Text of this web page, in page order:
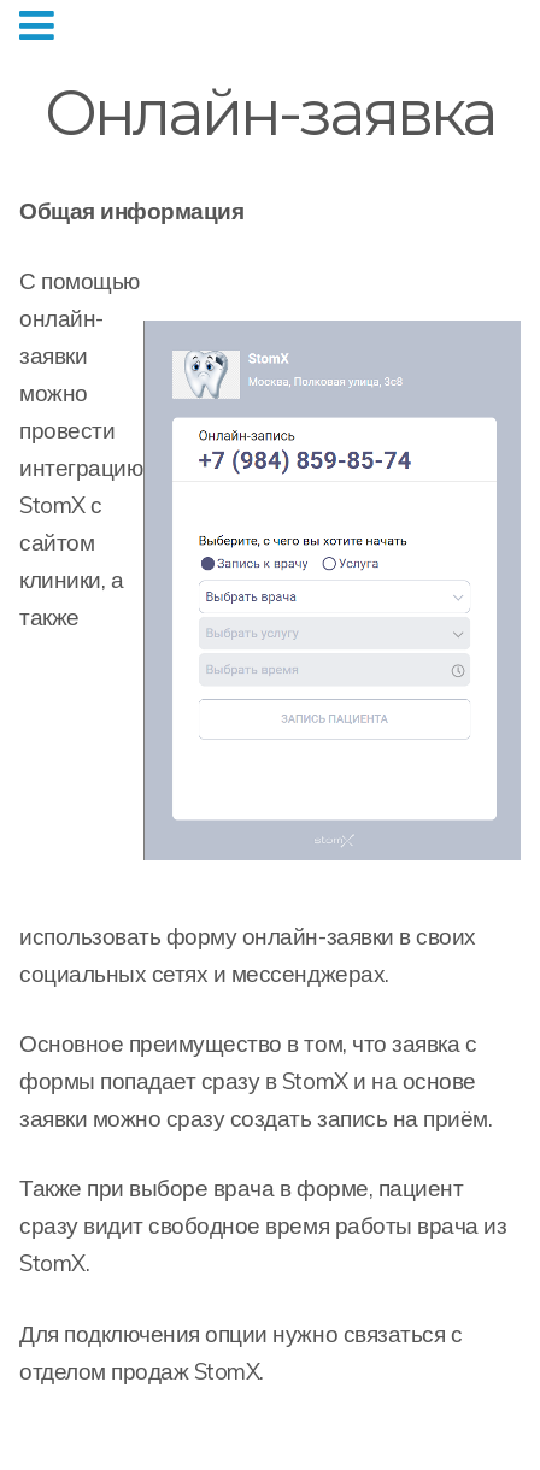
Онлайн-заявка
Общая информация
С помощью
онлайн-
заявки
можно
провести
интеграцию
StomX с
сайтом
клиники, а
также
использовать форму онлайн-заявки в своих
социальных сетях и мессенджерах.
Основное преимущество в том, что заявка с
формы попадает сразу в StomX и на основе
заявки можно сразу создать запись на приём.
Также при выборе врача в форме, пациент
сразу видит свободное время работы врача из
StomX.
Для подключения опции нужно связаться с
отделом продаж StomX.